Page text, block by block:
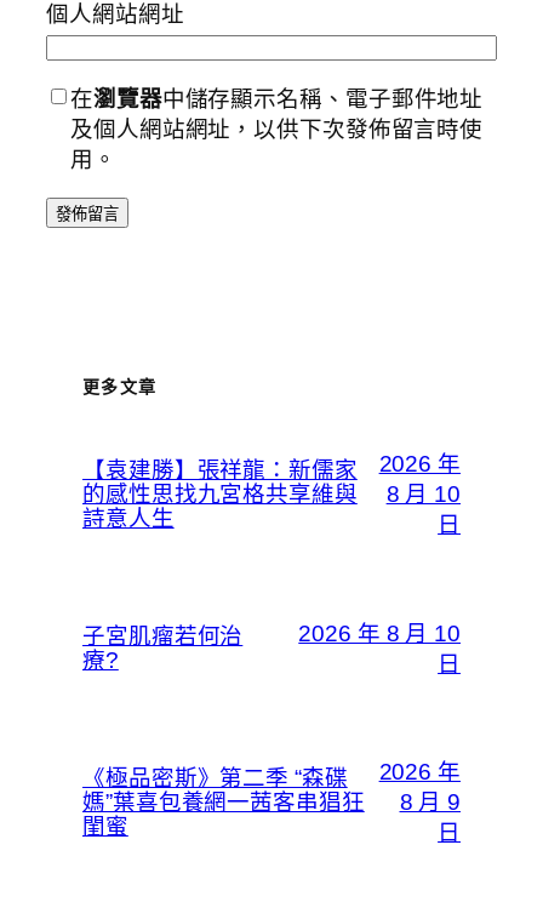
個人網站網址
在瀏覽器中儲存顯示名稱、電子郵件地址
及個人網站網址，以供下次發佈留言時使
用。
更多文章
【袁建勝】張祥龍：新儒家
的感性思找九宮格共享維與
詩意人生
2026 年
8 月 10
日
子宮肌瘤若何治
療?
2026 年 8 月 10
日
《極品密斯》第二季 “森碟
媽”葉喜包養網一茜客串猖狂
閨蜜
2026 年
8 月 9
日